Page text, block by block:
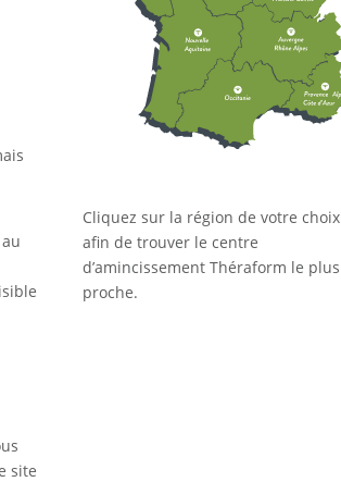
site
Cliquez sur la région de votre choix
afin de trouver le centre
d’amincissement Théraform le plus
proche.